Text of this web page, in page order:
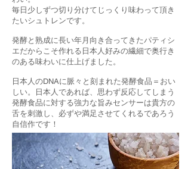
毎日少しずつ切り分けてじっくり味わって頂き
たいシュトレンです。
発酵と熟成に長い年月向き合ってきたパティシ
エだからこそ作れる日本人好みの繊細で奥行き
のある味わいに仕上げました。
日本人のDNAに脈々と刻まれた発酵食品＝おい
しい。日本人であれば、思わず反応してしまう
発酵食品に対する強力な旨みセンサーは貴方の
舌を刺激し、必ずや満足させてくれるであろう
自信作です！